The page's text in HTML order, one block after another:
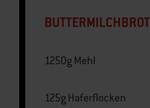
BUTTERMILCHBROT
1250g Mehl
125g Haferflocken